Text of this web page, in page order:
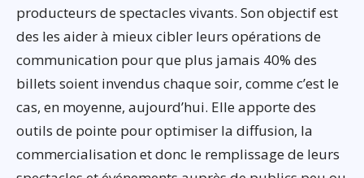
producteurs de spectacles vivants. Son objectif est
des les aider à mieux cibler leurs opérations de
communication pour que plus jamais 40% des
billets soient invendus chaque soir, comme c’est le
cas, en moyenne, aujourd’hui. Elle apporte des
outils de pointe pour optimiser la diffusion, la
commercialisation et donc le remplissage de leurs